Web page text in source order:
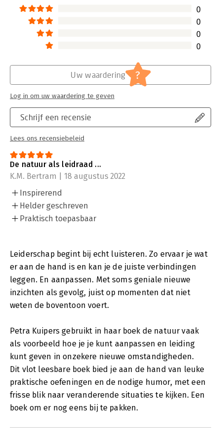
0
0
0
0
Schrijf een recensie
Lees ons recensiebeleid
Uw waardering ?
Log in om uw waardering te geven
De natuur als leidraad ...
K.M. Bertram | 18 augustus 2022
Inspirerend
Helder geschreven
Praktisch toepasbaar
Leiderschap begint bij echt luisteren. Zo ervaar je wat
er aan de hand is en kan je de juiste verbindingen
leggen. En aanpassen. Met soms geniale nieuwe
inzichten als gevolg, juist op momenten dat niet
weten de boventoon voert.
Petra Kuipers gebruikt in haar boek de natuur vaak
als voorbeeld hoe je je kunt aanpassen en leiding
kunt geven in onzekere nieuwe omstandigheden.
Dit vlot leesbare boek bied je aan de hand van leuke
praktische oefeningen en de nodige humor, met een
frisse blik naar veranderende situaties te kijken. Een
boek om er nog eens bij te pakken.